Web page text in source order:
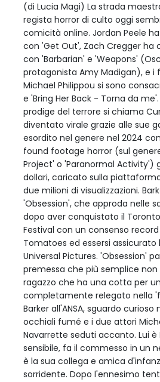
(di Lucia Magi) La strada
regista horror di culto oggi
comicità online. Jordan Peele
con 'Get Out', Zach Cregger ha
con 'Barbarian' e 'Weapons'
protagonista Amy Madigan), e i
Michael Philippou si sono
e 'Bring Her Back - Torna da
prodige del terrore si chiama
diventato virale grazie alle sue
esordito nel genere nel 2024
found footage horror (sul
Project' o 'Paranormal Activity')
dollari, caricato sulla
due milioni di visualizzazioni.
'Obsession', che approda nelle
dopo aver conquistato il
Festival con un consenso
Tomatoes ed essersi assicurato
Universal Pictures. 'Obsession'
premessa che più semplice non
ragazzo che ha una cotta per
completamente relegato nella
Barker all'ANSA, sguardo
occhiali fumé e i due attori
Navarrette seduti accanto. Lui è
sensibile, fa il commesso in un
è la sua collega e amica
sorridente. Dopo l'ennesimo